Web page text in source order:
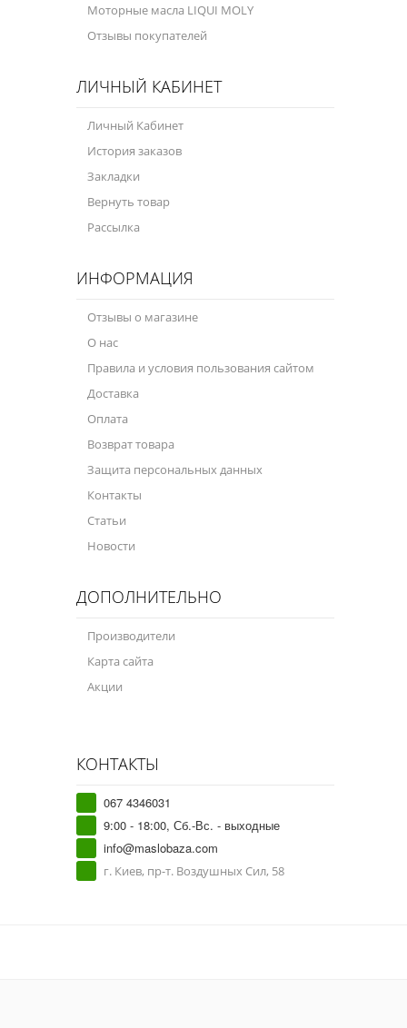
Промышленная программа
Зимняя программа
Моторные масла LIQUI MOLY
Отзывы покупателей
ЛИЧНЫЙ КАБИНЕТ
Личный Кабинет
История заказов
Закладки
Вернуть товар
Рассылка
ИНФОРМАЦИЯ
Отзывы о магазине
О нас
Правила и условия пользования сайтом
Доставка
Оплата
Возврат товара
Защита персональных данных
Контакты
Статьи
Новости
ДОПОЛНИТЕЛЬНО
Производители
Карта сайта
Акции
КОНТАКТЫ
067 4346031
9:00 - 18:00, Сб.-Вс. - выходные
info@maslobaza.com
г. Киев, пр-т. Воздушных Сил, 58